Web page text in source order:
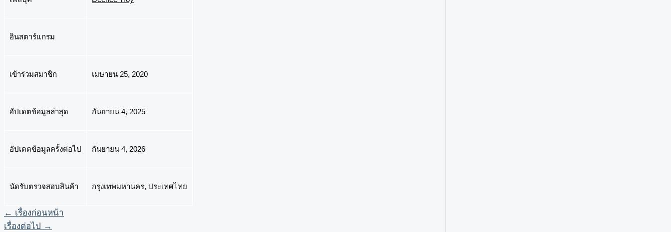
อินสตาร์แกรม
เข้าร่วมสมาชิก เมษายน 25, 2020
อัปเดตข้อมูลล่าสุด กันยายน 4, 2025
อัปเดตข้อมูลครั้งต่อไป กันยายน 4, 2026
นัดรับตรวจสอบสินค้า กรุงเทพมหานคร, ประเทศไทย
← เรื่องก่อนหน้า
เรื่องต่อไป →